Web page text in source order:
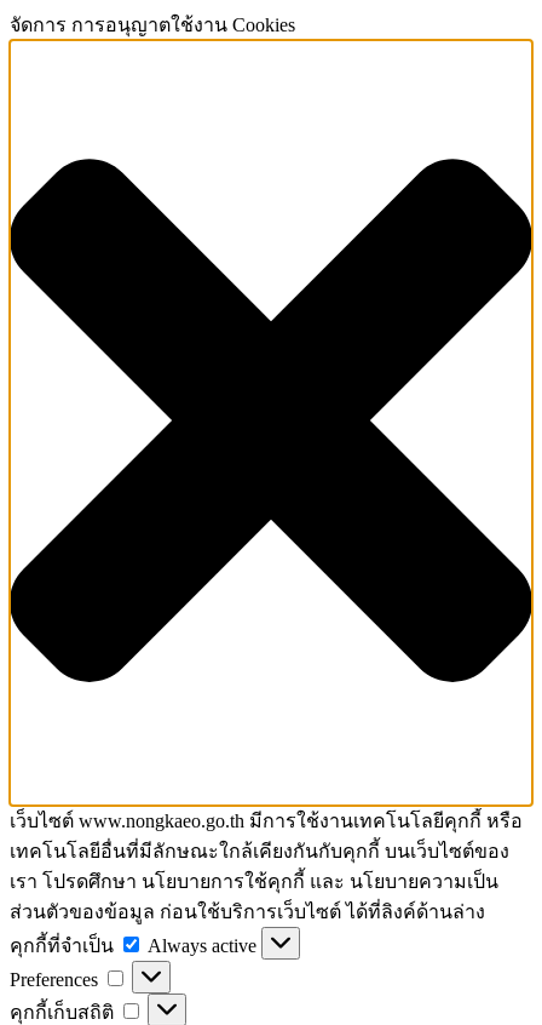
จัดการ การอนุญาตใช้งาน Cookies
เว็บไซต์ www.nongkaeo.go.th มีการใช้งานเทคโนโลยีคุกกี้ หรือ
เทคโนโลยีอื่นที่มีลักษณะใกล้เคียงกันกับคุกกี้ บนเว็บไซต์ของ
เรา โปรดศึกษา นโยบายการใช้คุกกี้ และ นโยบายความเป็น
ส่วนตัวของข้อมูล ก่อนใช้บริการเว็บไซต์ ได้ที่ลิงค์ด้านล่าง
คุกกี้ที่จำเป็น
คุกกี้
ที่
จำเป็น
Always active
Preferences
Preferences
คุกกี้เก็บสถิติ
คุกกี้